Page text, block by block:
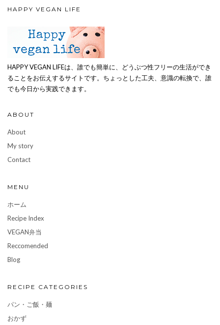
HAPPY VEGAN LIFE
HAPPY VEGAN LIFEは、誰でも簡単に、どうぶつ性フリーの生活ができ
ることをお伝えするサイトです。ちょっとした工夫、意識の転換で、誰
でも今日から実践できます。
ABOUT
About
My story
Contact
MENU
ホーム
Recipe Index
VEGAN弁当
Reccomended
Blog
RECIPE CATEGORIES
パン・ご飯・麺
おかず